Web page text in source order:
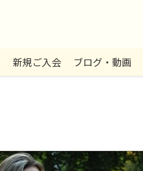
新規ご入会 ブログ・動画